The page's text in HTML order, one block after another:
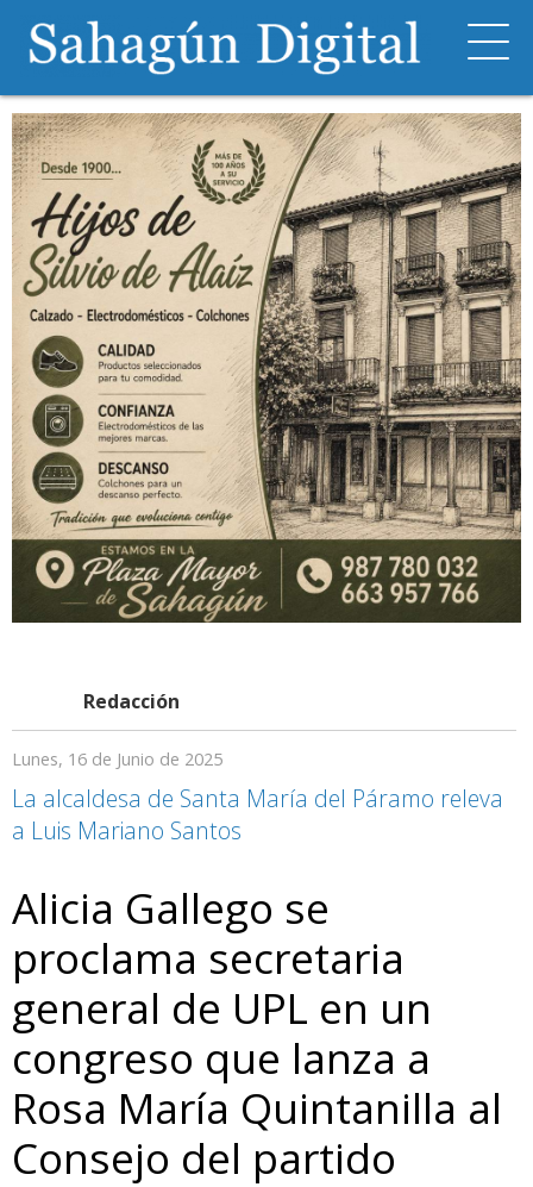
Redacción
Lunes, 16 de Junio de 2025
La alcaldesa de Santa María del Páramo releva
a Luis Mariano Santos
Alicia Gallego se
proclama secretaria
general de UPL en un
congreso que lanza a
Rosa María Quintanilla al
Consejo del partido